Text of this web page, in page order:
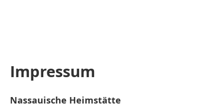
Impressum
Nassauische Heimstätte